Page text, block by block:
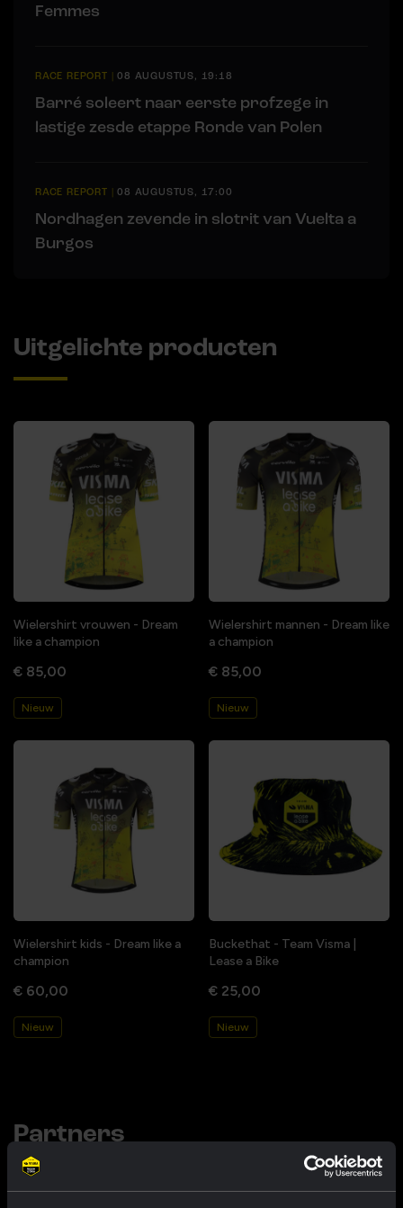
Femmes
RACE REPORT |08 AUGUSTUS, 19:18
Barré soleert naar eerste profzege in
lastige zesde etappe Ronde van Polen
RACE REPORT |08 AUGUSTUS, 17:00
Nordhagen zevende in slotrit van Vuelta a
Burgos
Uitgelichte producten
Wielershirt vrouwen - Dream
like a champion
€ 85,00
Nieuw
Wielershirt mannen - Dream like
a champion
€ 85,00
Nieuw
Wielershirt kids - Dream like a
champion
€ 60,00
Nieuw
Buckethat - Team Visma |
Lease a Bike
€ 25,00
Nieuw
Partners